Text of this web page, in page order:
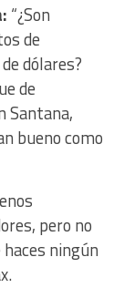
“¿Son
de
dólares?
de
Santana,
bueno como
pero no
ningún